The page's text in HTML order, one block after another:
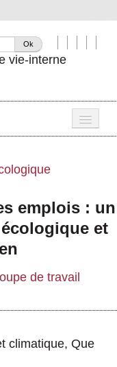
Ok
vie-interne
emplois : un
et
de travail
climatique, Que